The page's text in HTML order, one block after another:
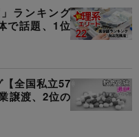
ランキング
で話題、1位
全国私立57
譲渡、2位の